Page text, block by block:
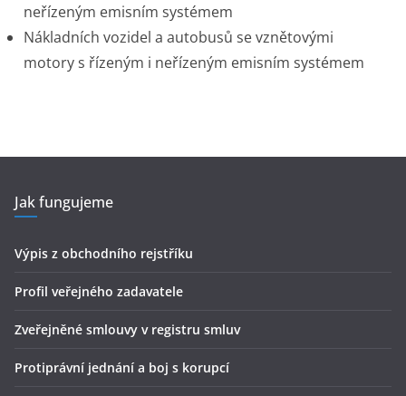
neřízeným emisním systémem
Nákladních vozidel a autobusů se vznětovými
motory s řízeným i neřízeným emisním systémem
Jak fungujeme
Výpis z obchodního rejstříku
Profil veřejného zadavatele
Zveřejněné smlouvy v registru smluv
Protiprávní jednání a boj s korupcí